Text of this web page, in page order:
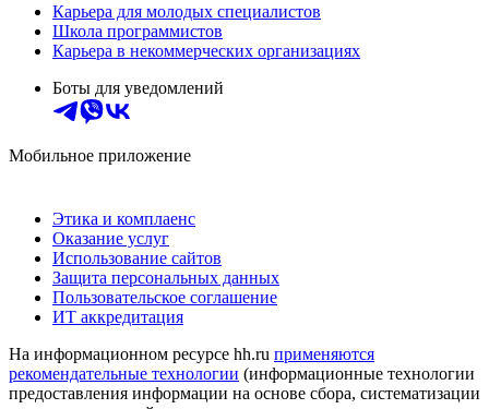
Карьера для молодых специалистов
Школа программистов
Карьера в некоммерческих организациях
Боты для уведомлений
Мобильное приложение
Этика и комплаенс
Оказание услуг
Использование сайтов
Защита персональных данных
Пользовательское соглашение
ИТ аккредитация
На информационном ресурсе hh.ru применяются
рекомендательные технологии (информационные технологии
предоставления информации на основе сбора, систематизации